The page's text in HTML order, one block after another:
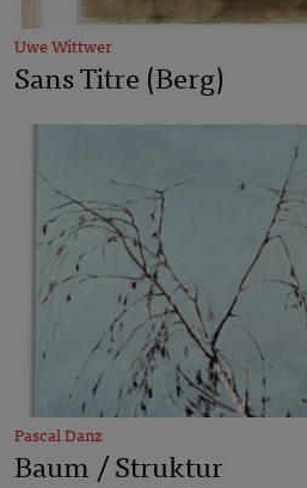
Uwe Wittwer
Sans Titre (Berg)
Pascal Danz
Baum / Struktur